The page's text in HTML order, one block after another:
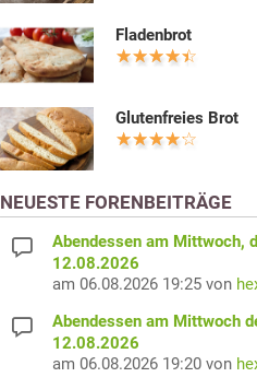
Fladenbrot
Glutenfreies Brot
NEUESTE FORENBEITRÄGE
Abendessen am Mittwoch,
12.08.2026
am 06.08.2026 19:25 von
Abendessen am Mittwoch
12.08.2026
am 06.08.2026 19:20 von